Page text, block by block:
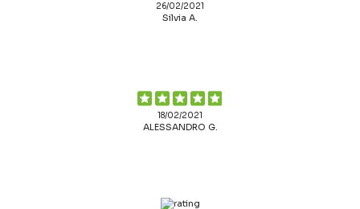
26/02/2021
Silvia A.
18/02/2021
ALESSANDRO G.